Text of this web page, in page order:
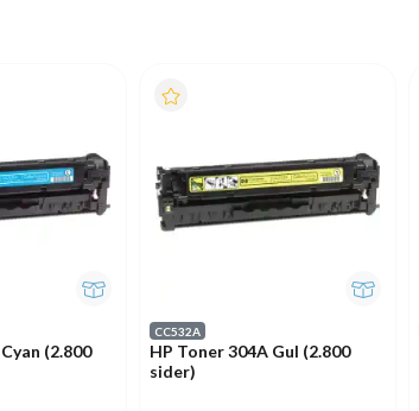
(2.800
CC532A
HP Toner 304A Gul (2.800
sider)